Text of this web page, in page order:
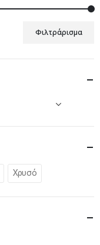
Φιλτράρισμα
Χρυσό